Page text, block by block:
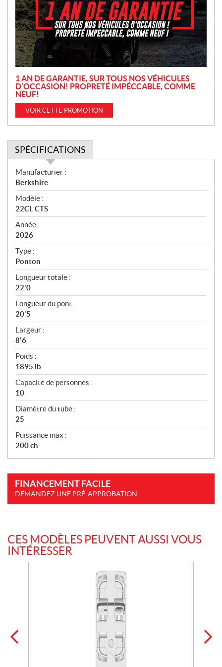
o
t
i
o
n
1 AN DE GARANTIE, SUR TOUS NOS VÉHICULES
D’OCCASION! PROPRETÉ IMPÉCCABLE, COMME
NEUF!
VOIR CETTE PROMOTION
SPÉCIFICATIONS
S
p
é
c
i
f
i
c
a
t
i
o
n
s
Manufacturier :
Berkshire
Modèle :
22CL CTS
Année :
2026
Type :
Ponton
Longueur totale :
22'0
Longueur du pont :
20'5
Largeur :
8'6
Poids :
1895 lb
Capacité de personnes :
10
Diamètre du tube :
25
Puissance max :
200 ch
FINANCEMENT FACILE
DEMANDEZ UNE PRÉ-APPROBATION
CES MODÈLES PEUVENT AUSSI VOUS
INTÉRESSER